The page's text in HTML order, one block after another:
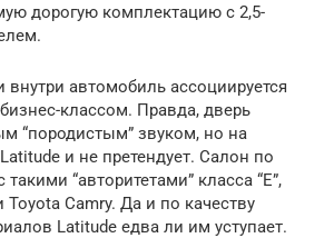
дорогую комплектацию с 2,5-
внутри автомобиль ассоциируется
классом. Правда, дверь
“породистым” звуком, но на
и не претендует. Салон по
“авторитетами” класса “Е”,
Toyota Camry. Да и по качеству
Latitude едва ли им уступает.